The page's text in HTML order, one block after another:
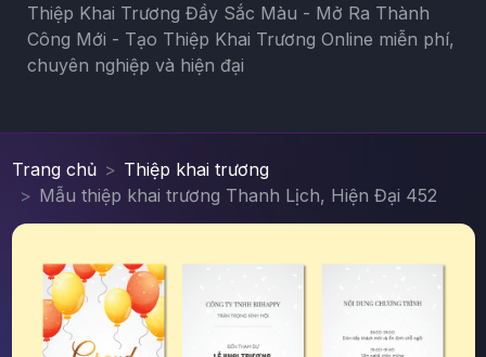
Thiệp Khai Trương Đầy Sắc Màu - Mở Ra Thành
Công Mới - Tạo Thiệp Khai Trương Online miễn phí,
chuyên nghiệp và hiện đại
Trang chủ
Thiệp khai trương
Mẫu thiệp khai trương Thanh Lịch, Hiện Đại 452